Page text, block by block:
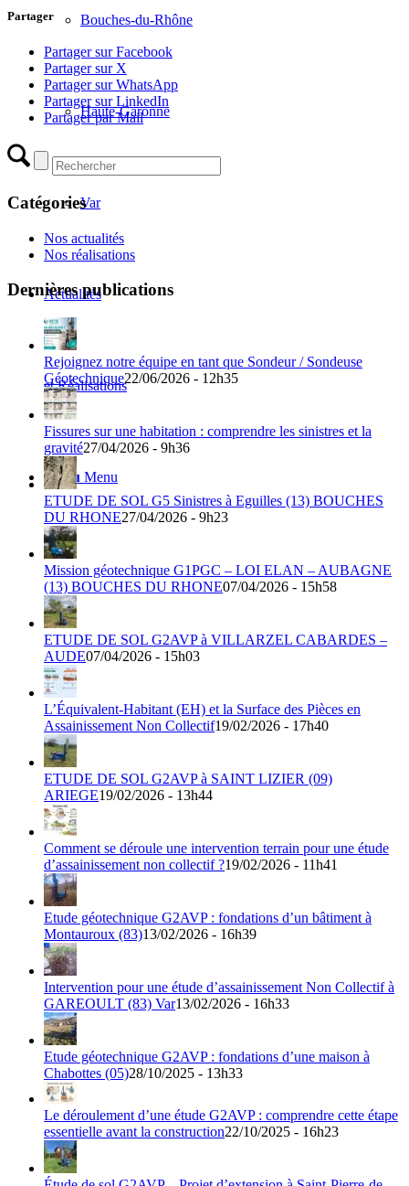
Bouches-du-Rhône
Haute-Garonne
Var
Actualités
et Réalisations
Menu Menu
Partager
Partager sur Facebook
Partager sur X
Partager sur WhatsApp
Partager sur LinkedIn
Partager par Mail
Catégories
Nos actualités
Nos réalisations
Dernières publications
Rejoignez notre équipe en tant que Sondeur / Sondeuse
Géotechnique22/06/2026 - 12h35
Fissures sur une habitation : comprendre les sinistres et la
gravité27/04/2026 - 9h36
ETUDE DE SOL G5 Sinistres à Eguilles (13) BOUCHES
DU RHONE27/04/2026 - 9h23
Mission géotechnique G1PGC – LOI ELAN – AUBAGNE
(13) BOUCHES DU RHONE07/04/2026 - 15h58
ETUDE DE SOL G2AVP à VILLARZEL CABARDES –
AUDE07/04/2026 - 15h03
L’Équivalent-Habitant (EH) et la Surface des Pièces en
Assainissement Non Collectif19/02/2026 - 17h40
ETUDE DE SOL G2AVP à SAINT LIZIER (09)
ARIEGE19/02/2026 - 13h44
Comment se déroule une intervention terrain pour une étude
d’assainissement non collectif ?19/02/2026 - 11h41
Etude géotechnique G2AVP : fondations d’un bâtiment à
Montauroux (83)13/02/2026 - 16h39
Intervention pour une étude d’assainissement Non Collectif à
GAREOULT (83) Var13/02/2026 - 16h33
Etude géotechnique G2AVP : fondations d’une maison à
Chabottes (05)28/10/2025 - 13h33
Le déroulement d’une étude G2AVP : comprendre cette étape
essentielle avant la construction22/10/2025 - 16h23